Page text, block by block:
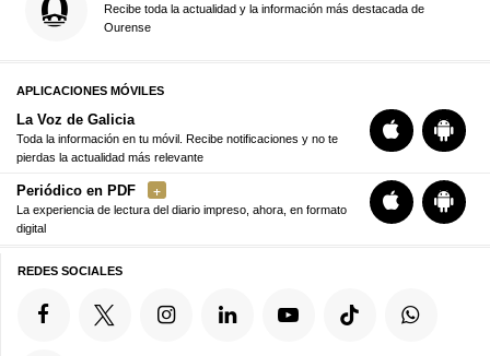
Recibe toda la actualidad y la información más destacada de
Ourense
APLICACIONES MÓVILES
La Voz de Galicia
Toda la información en tu móvil. Recibe notificaciones y no te
pierdas la actualidad más relevante
Periódico en PDF
La experiencia de lectura del diario impreso, ahora, en formato
digital
REDES SOCIALES